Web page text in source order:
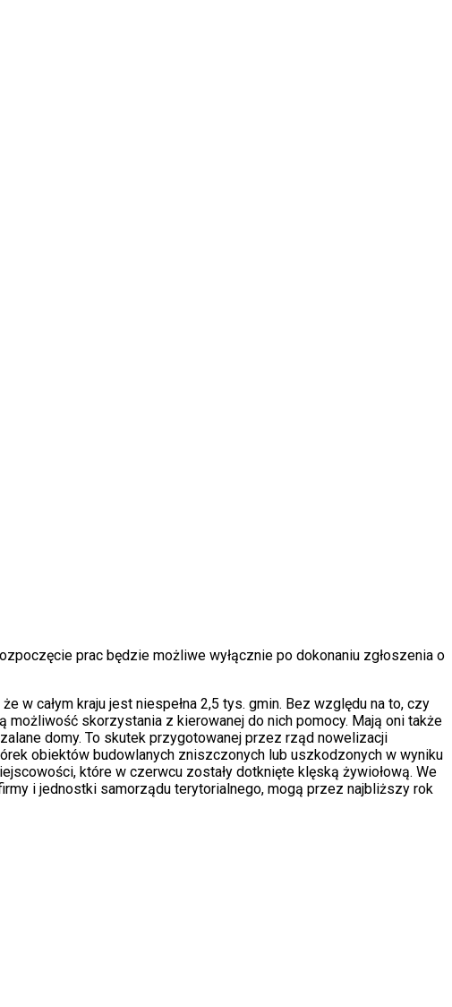
prac będzie możliwe wyłącznie po dokonaniu zgłoszenia o
całym kraju jest niespełna 2,5 tys. gmin. Bez względu na to, czy
skorzystania z kierowanej do nich pomocy. Mają oni także
domy. To skutek przygotowanej przez rząd nowelizacji
obiektów budowlanych zniszczonych lub uszkodzonych w wyniku
które w czerwcu zostały dotknięte klęską żywiołową. We
i jednostki samorządu terytorialnego, mogą przez najbliższy rok